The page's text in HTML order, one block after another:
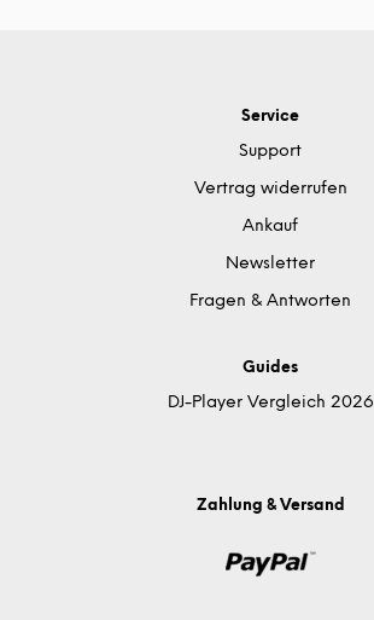
Service
Support
Vertrag widerrufen
Ankauf
Newsletter
Fragen & Antworten
Guides
DJ-Player Vergleich 2026
Zahlung & Versand